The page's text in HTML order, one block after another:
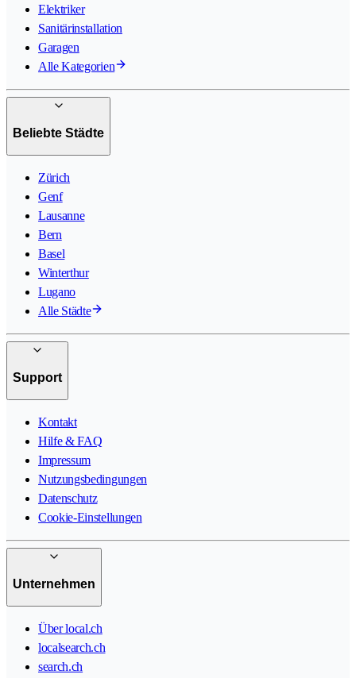
Elektriker
Sanitärinstallation
Garagen
Alle Kategorien
Beliebte Städte
Zürich
Genf
Lausanne
Bern
Basel
Winterthur
Lugano
Alle Städte
Support
Kontakt
Hilfe & FAQ
Impressum
Nutzungsbedingungen
Datenschutz
Cookie-Einstellungen
Unternehmen
Über local.ch
localsearch.ch
search.ch